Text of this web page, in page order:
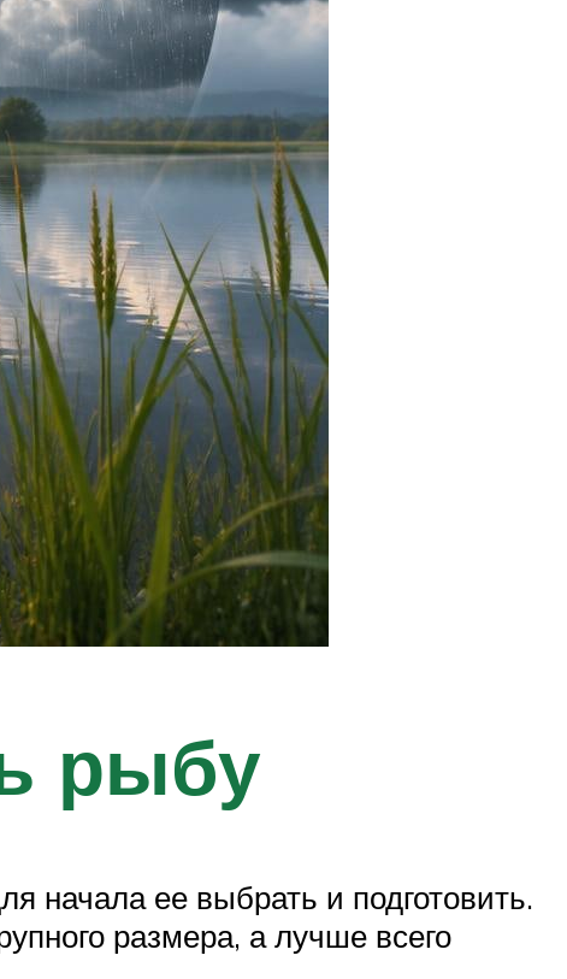
рыбу
начала ее выбрать и подготовить.
размера, а лучше всего